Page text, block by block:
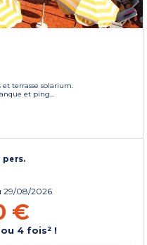
terrasse solarium.
et ping...
pers.
29/08/2026
€
4 fois² !